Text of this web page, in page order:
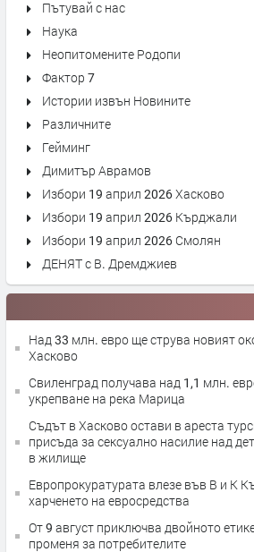
Пътувай с нас
Наука
Неопитомените Родопи
Фактор 7
Истории извън Новините
Различните
Гейминг
Димитър Аврамов
Избори 19 април 2026 Хасково
Избори 19 април 2026 Кърджали
Избори 19 април 2026 Смолян
ДЕНЯТ с В. Дремджиев
Над 33 млн. евро ще струва новият
Хасково
Свиленград получава над 1,1 млн.
укрепване на река Марица
Съдът в Хасково остави в ареста
присъда за сексуално насилие над
в жилище
Европрокуратурата влезе във В и К Кърджали,проверява
харченето на евросредства
От 9 август приключва двойното
променя за потребителите